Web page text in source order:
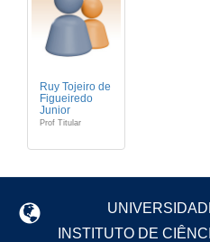
Ruy Tojeiro de
Figueiredo
Junior
Prof Titular
INSTITUTO DE